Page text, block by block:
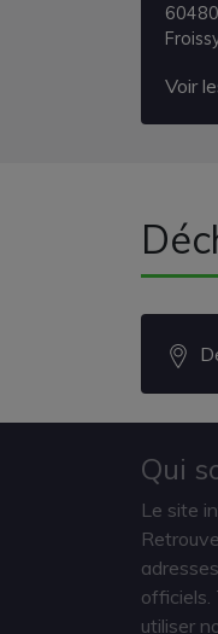
60480
Voir
Qui
Le site
officiels.
utiliser